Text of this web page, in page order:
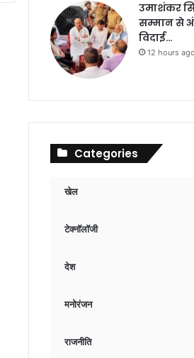
उमाशंकर
सम्मान से
विदाई…
12 hours ago
Categories
खेल
टेक्नॉलॉजी
देश
मनोरंजन
राजनीति